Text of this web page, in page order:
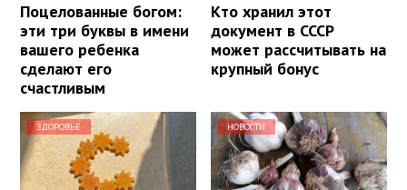
Поцелованные богом:
эти три буквы в имени
вашего ребенка
сделают его
счастливым
Кто хранил этот
документ в СССР
может рассчитывать на
крупный бонус
ЗДОРОВЬЕ НОВОСТИ